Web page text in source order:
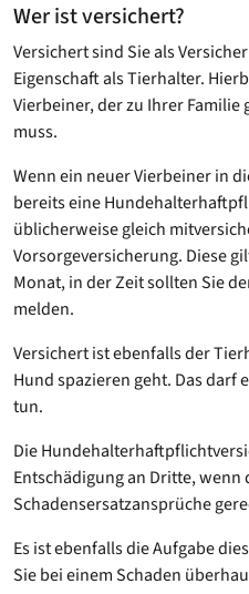
Wer ist versichert?
Versichert sind Sie als
Eigenschaft als Tierhalter.
Vierbeiner, der zu Ihrer
muss.
Wenn ein neuer Vierbeiner in
bereits eine
üblicherweise gleich
Vorsorgeversicherung. Diese
Monat, in der Zeit sollten Sie
melden.
Versichert ist ebenfalls der
Hund spazieren geht. Das
tun.
Die
Entschädigung an Dritte, wenn
Schadensersatzansprüche
Es ist ebenfalls die Aufgabe
Sie bei einem Schaden